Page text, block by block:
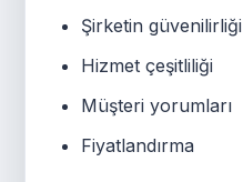
Şirketin güvenilirliği
Hizmet çeşitliliği
Müşteri yorumları
Fiyatlandırma